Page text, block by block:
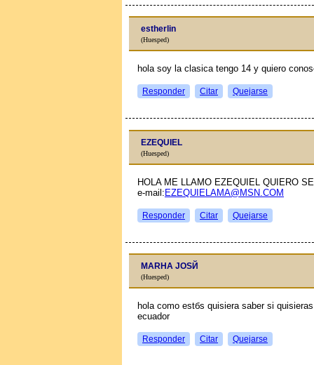
estherlin
(Huesped)
hola soy la clasica tengo 14 y quiero
Responder Citar Quejarse
EZEQUIEL
(Huesped)
HOLA ME LLAMO EZEQUIEL QUIERO
e-mail:EZEQUIELAMA@MSN.COM
Responder Citar Quejarse
MARНA JOSЙ
(Huesped)
hola como estбs quisiera saber si
ecuador
Responder Citar Quejarse